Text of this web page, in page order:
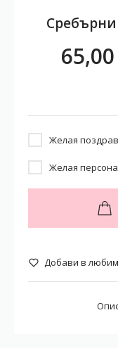
Желая
Желая
Добави в